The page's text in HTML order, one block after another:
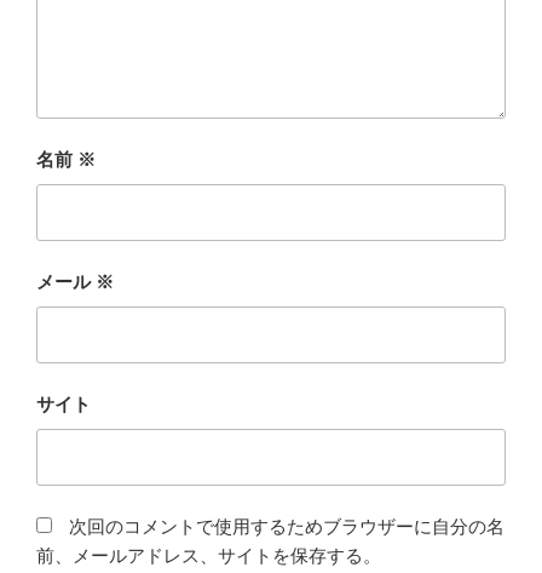
名前 ※
メール ※
サイト
次回のコメントで使用するためブラウザーに自分の名
前、メールアドレス、サイトを保存する。